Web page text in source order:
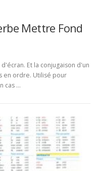
Mettre Fond
Et la conjugaison d'un
en ordre. Utilisé pour
cas …